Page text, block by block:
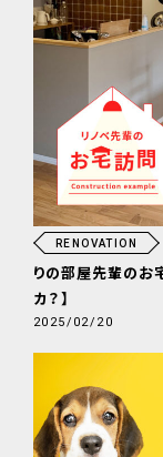
RENOVATION
りの部屋先輩のお
カ？】
2025/02/20